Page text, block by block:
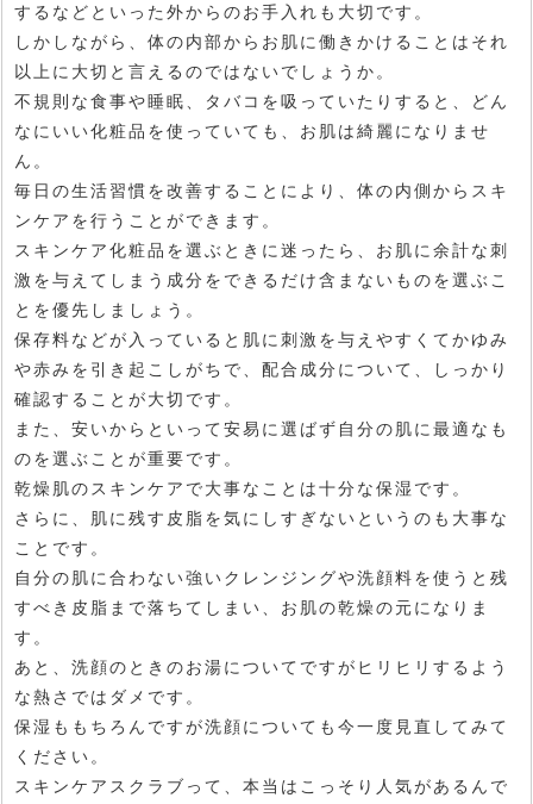
するなどといった外からのお手入れも大切です。
しかしながら、体の内部からお肌に働きかけることはそれ
以上に大切と言えるのではないでしょうか。
不規則な食事や睡眠、タバコを吸っていたりすると、どん
なにいい化粧品を使っていても、お肌は綺麗になりませ
ん。
毎日の生活習慣を改善することにより、体の内側からスキ
ンケアを行うことができます。
スキンケア化粧品を選ぶときに迷ったら、お肌に余計な刺
激を与えてしまう成分をできるだけ含まないものを選ぶこ
とを優先しましょう。
保存料などが入っていると肌に刺激を与えやすくてかゆみ
や赤みを引き起こしがちで、配合成分について、しっかり
確認することが大切です。
また、安いからといって安易に選ばず自分の肌に最適なも
のを選ぶことが重要です。
乾燥肌のスキンケアで大事なことは十分な保湿です。
さらに、肌に残す皮脂を気にしすぎないというのも大事な
ことです。
自分の肌に合わない強いクレンジングや洗顔料を使うと残
すべき皮脂まで落ちてしまい、お肌の乾燥の元になりま
す。
あと、洗顔のときのお湯についてですがヒリヒリするよう
な熱さではダメです。
保湿ももちろんですが洗顔についても今一度見直してみて
ください。
スキンケアスクラブって、本当はこっそり人気があるんで